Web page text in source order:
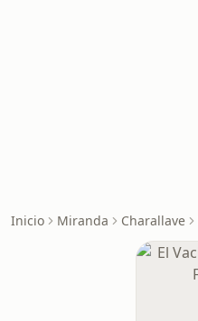
Inicio Miranda Charallave